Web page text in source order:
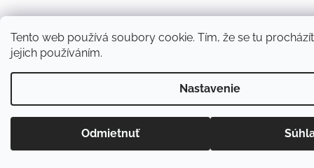
Tento web používá soubory cookie. Tím, že se tu
jejich používáním.
Nastavenie
Odmietnuť